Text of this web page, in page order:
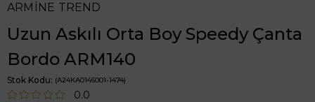
ARMİNE TREND
Uzun Askılı Orta Boy Speedy Çanta
Bordo ARM140
Stok Kodu (A24KA0146001-1474)
0.0